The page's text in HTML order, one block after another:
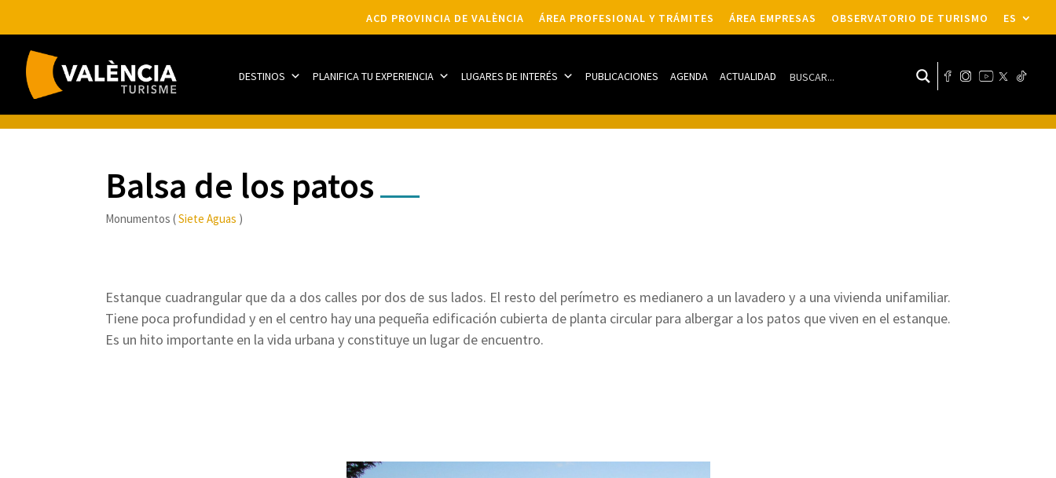
ACD PROVINCIA DE VALÈNCIA ÁREA PROFESIONAL Y TRÁMITES ÁREA EMPRESAS OBSERVATORIO DE TURISMO ES
DESTINOS PLANIFICA TU EXPERIENCIA LUGARES DE INTERÉS PUBLICACIONES AGENDA ACTUALIDAD
Balsa de los patos
Monumentos (Siete Aguas )
Estanque cuadrangular que da a dos calles por dos de sus lados. El resto del perímetro es medianero a un lavadero y a una vivienda unifamiliar.
Tiene poca profundidad y en el centro hay una pequeña edificación cubierta de planta circular para albergar a los patos que viven en el estanque.
Es un hito importante en la vida urbana y constituye un lugar de encuentro.